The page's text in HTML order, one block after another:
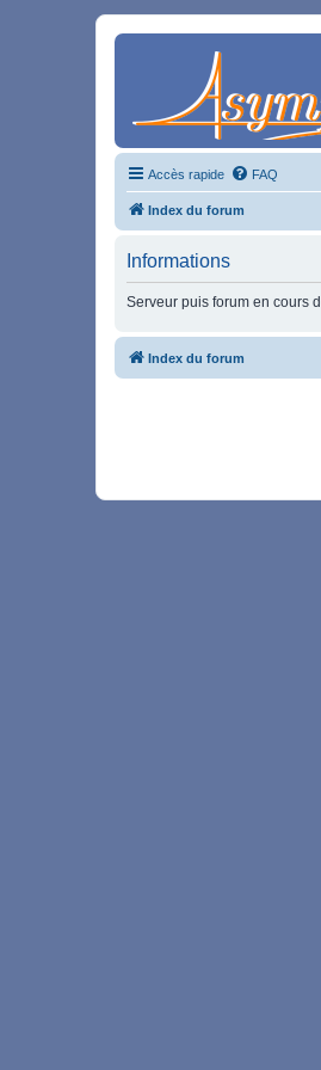
Accès rapide FAQ
Index du forum
Informations
Serveur puis forum en cours
Index du forum